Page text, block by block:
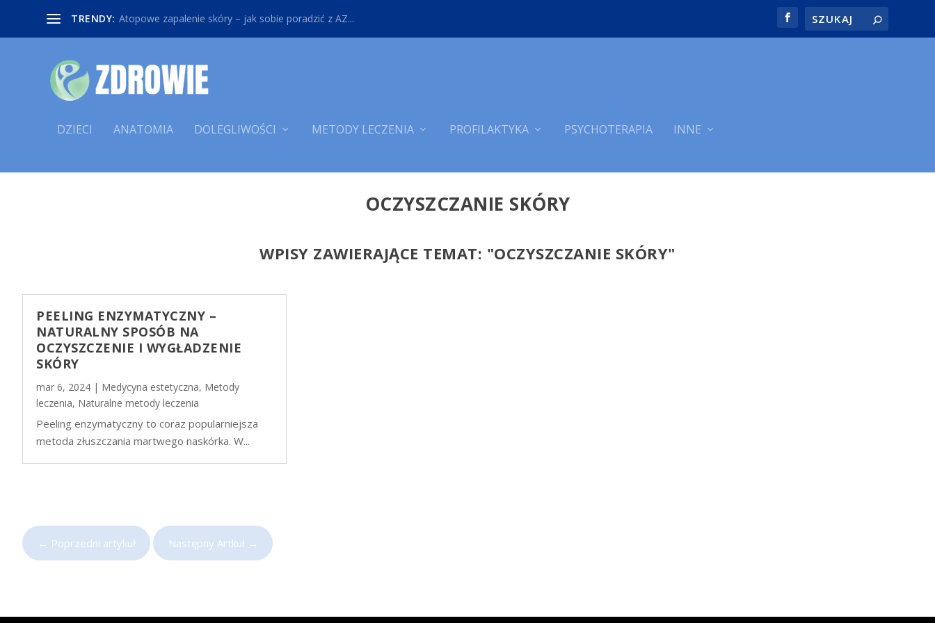
TRENDY: Atopowe zapalenie skóry – jak sobie poradzić z AZ...
DZIECI ANATOMIA DOLEGLIWOŚCI METODY LECZENIA PROFILAKTYKA PSYCHOTERAPIA INNE
OCZYSZCZANIE SKÓRY
WPISY ZAWIERAJĄCE TEMAT: "OCZYSZCZANIE SKÓRY"
PEELING ENZYMATYCZNY –
NATURALNY SPOSÓB NA
OCZYSZCZENIE I WYGŁADZENIE
SKÓRY
mar 6, 2024 | Medycyna estetyczna, Metody
leczenia, Naturalne metody leczenia
Peeling enzymatyczny to coraz popularniejsza
metoda złuszczania martwego naskórka. W...
← Poprzedni artykuł Następny Artkuł →